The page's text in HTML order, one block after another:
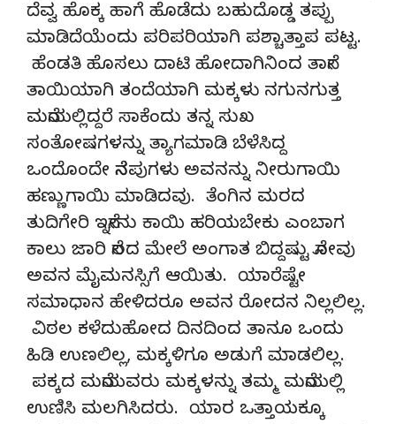
ದೆವ್ವ ಹೊಕ್ಕ ಹಾಗೆ ಹೊಡೆದು ಬಹುದೊಡ್ಡ ತಪ್ಪು
ಮಾಡಿದೆಯೆಂದು ಪರಿಪರಿಯಾಗಿ ಪಶ್ಚಾತ್ತಾಪ ಪಟ್ಟ.
ಹೆಂಡತಿ ಹೊಸಲು ದಾಟಿ ಹೋದಾಗಿನಿಂದ ತಾನೇ
ತಾಯಿಯಾಗಿ ತಂದೆಯಾಗಿ ಮಕ್ಕಳು ನಗುನಗುತ್ತ
ಮನೆಯಲ್ಲಿದ್ದರೆ ಸಾಕೆಂದು ತನ್ನ ಸುಖ
ಸಂತೋಷಗಳನ್ನು ತ್ಯಾಗಮಾಡಿ ಬೆಳೆಸಿದ್ದ
ಒಂದೊಂದೇ ನೆನಪುಗಳು ಅವನನ್ನು ನೀರುಗಾಯಿ
ಹಣ್ಣುಗಾಯಿ ಮಾಡಿದವು. ತೆಂಗಿನ ಮರದ
ತುದಿಗೇರಿ ಇನ್ನೇನು ಕಾಯಿ ಹರಿಯಬೇಕು ಎಂಬಾಗ
ಕಾಲು ಜಾರಿ ನೆಲದ ಮೇಲೆ ಅಂಗಾತ ಬಿದ್ದಷ್ಟು ನೋವು
ಅವನ ಮೈಮನಸ್ಸಿಗೆ ಆಯಿತು. ಯಾರೆಷ್ಟೇ
ಸಮಾಧಾನ ಹೇಳಿದರೂ ಅವನ ರೋದನ ನಿಲ್ಲಲಿಲ್ಲ.
ವಿಠಲ ಕಳೆದುಹೋದ ದಿನದಿಂದ ತಾನೂ ಒಂದು
ಹಿಡಿ ಉಣಲಿಲ್ಲ, ಮಕ್ಕಳಿಗೂ ಅಡುಗೆ ಮಾಡಲಿಲ್ಲ.
ಪಕ್ಕದ ಮನೆಯವರು ಮಕ್ಕಳನ್ನು ತಮ್ಮ ಮನೆಯಲ್ಲಿ
ಉಣಿಸಿ ಮಲಗಿಸಿದರು. ಯಾರ ಒತ್ತಾಯಕ್ಕೂ